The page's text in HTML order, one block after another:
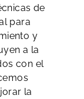
de
para
y
a la
con el
la